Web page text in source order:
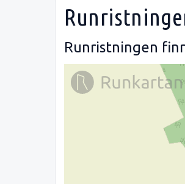
Runristningen